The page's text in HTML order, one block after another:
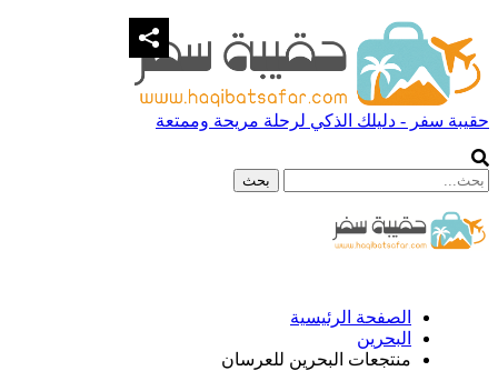
حقيبة سفر - دليلك الذكي لرحلة مريحة وممتعة
الصفحة الرئيسية
البحرين
منتجعات البحرين للعرسان